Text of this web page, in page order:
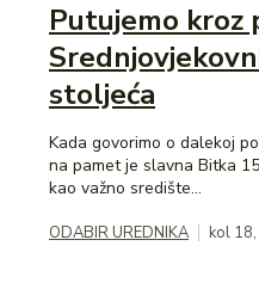
Putujemo kroz
stoljeća
Kada govorimo o dalekoj
na pamet je slavna Bitka
kao važno središte...
ODABIR UREDNIKA kol